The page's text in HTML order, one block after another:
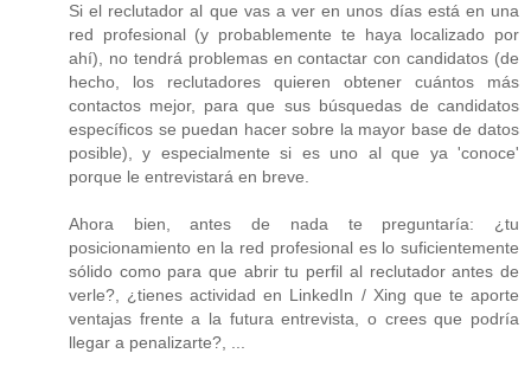
Si el reclutador al que vas a ver en unos días está en una
red profesional (y probablemente te haya localizado por
ahí), no tendrá problemas en contactar con candidatos (de
hecho, los reclutadores quieren obtener cuántos más
contactos mejor, para que sus búsquedas de candidatos
específicos se puedan hacer sobre la mayor base de datos
posible), y especialmente si es uno al que ya 'conoce'
porque le entrevistará en breve.
Ahora bien, antes de nada te preguntaría: ¿tu
posicionamiento en la red profesional es lo suficientemente
sólido como para que abrir tu perfil al reclutador antes de
verle?, ¿tienes actividad en LinkedIn / Xing que te aporte
ventajas frente a la futura entrevista, o crees que podría
llegar a penalizarte?, ...